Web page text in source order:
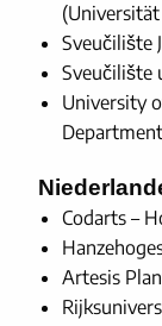
Sveučilište
Sveučilište
University
Codarts –
Artesis